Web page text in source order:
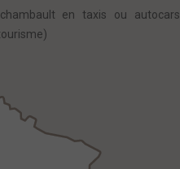
en taxis ou autocars